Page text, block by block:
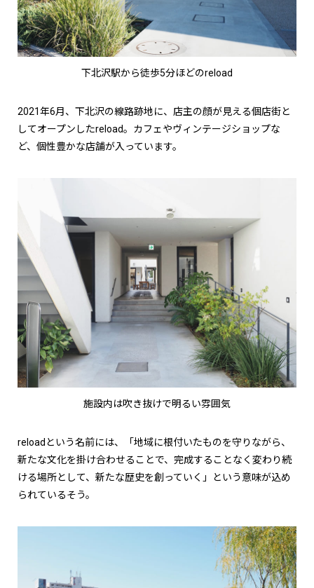
下北沢駅から徒歩5分ほどのreload
2021年6月、下北沢の線路跡地に、店主の顔が見える個店街と
してオープンしたreload。カフェやヴィンテージショップな
ど、個性豊かな店舗が入っています。
施設内は吹き抜けで明るい雰囲気
reloadという名前には、「地域に根付いたものを守りながら、
新たな文化を掛け合わせることで、完成することなく変わり続
ける場所として、新たな歴史を創っていく」という意味が込め
られているそう。